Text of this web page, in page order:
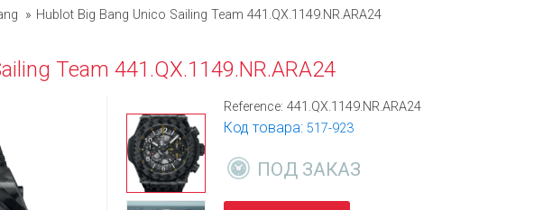
Hublot Big Bang Unico Sailing Team 441.QX.1149.NR.ARA24
Team 441.QX.1149.NR.ARA24
Reference: 441.QX.1149.NR.ARA24
Код товара: 517-923
ПОД ЗАКАЗ